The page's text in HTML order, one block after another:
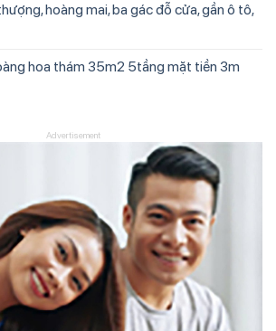
hoàng mai, ba gác đỗ cửa, gần ô tô,
hoa thám 35m2 5tầng mặt tiền 3m
Advertisement